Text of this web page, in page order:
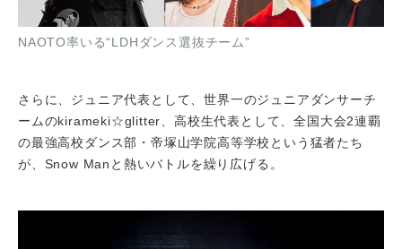
NAOTO率いる“LDHダンス選抜チーム”
さらに、ジュニア代表として、世界一のジュニアダンサーチ
ームのkirameki☆glitter、高校生代表として、全国大会2連覇
の最強高校ダンス部・帝塚山学院高等学校という猛者たち
が、Snow Manと熱いバトルを繰り広げる。